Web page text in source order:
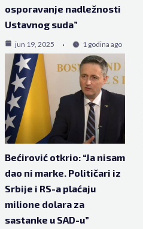
osporavanje nadležnosti
Ustavnog suda”
jun 19, 2025 1 godina ago
Bećirović otkrio: “Ja nisam
dao ni marke. Političari iz
Srbije i RS-a plaćaju
milione dolara za
sastanke u SAD-u”